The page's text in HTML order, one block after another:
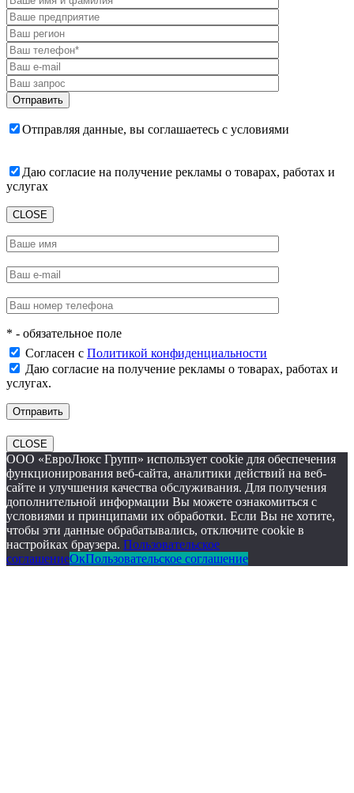
Отправляя данные, вы соглашаетесь с условиями
Даю согласие на получение рекламы о товарах, работах и
услугах
CLOSE
* - обязательное поле
Согласен с Политикой конфиденциальности
Даю согласие на получение рекламы о товарах, работах и
услугах.
CLOSE
ООО «ЕвроЛюкс Групп» использует cookie для обеспечения
функционирования веб-сайта, аналитики действий на веб-
сайте и улучшения качества обслуживания. Для получения
дополнительной информации Вы можете ознакомиться с
условиями и принципами их обработки. Если Вы не хотите,
чтобы эти данные обрабатывались, отключите cookie в
настройках браузера. Пользовательское
соглашениеОкПользовательское соглашение